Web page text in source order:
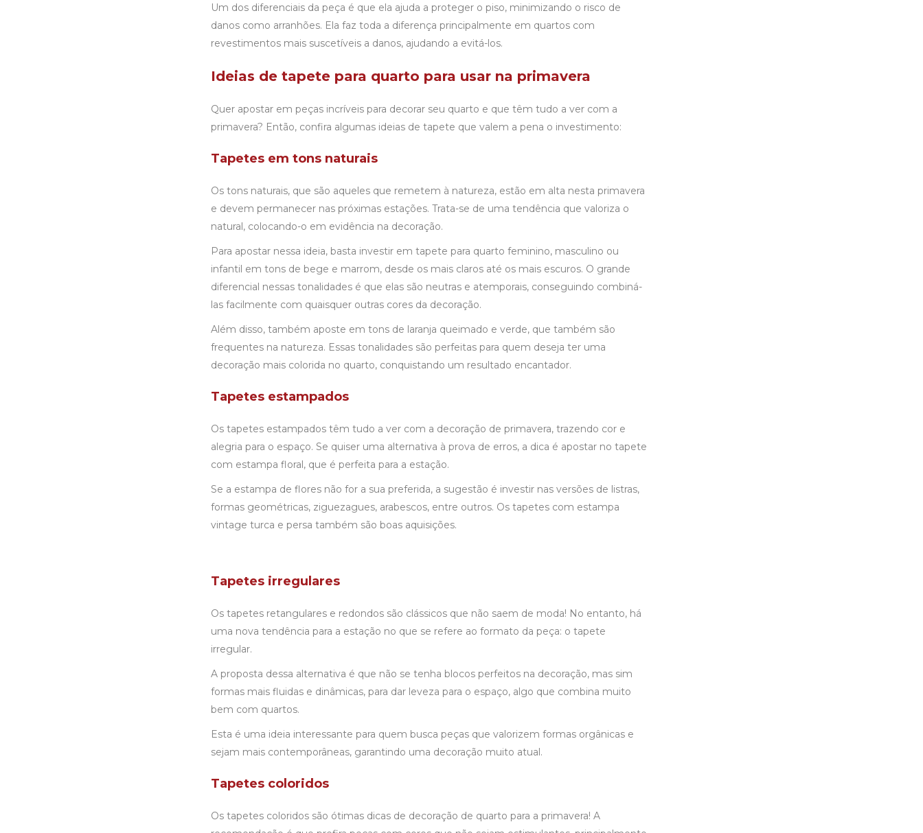
Um dos diferenciais da peça é que ela ajuda a proteger o piso, minimizando o risco de
danos como arranhões. Ela faz toda a diferença principalmente em quartos com
revestimentos mais suscetíveis a danos, ajudando a evitá-los.
Ideias de tapete para quarto para usar na primavera
Quer apostar em peças incríveis para decorar seu quarto e que têm tudo a ver com a
primavera? Então, confira algumas ideias de tapete que valem a pena o investimento:
Tapetes em tons naturais
Os tons naturais, que são aqueles que remetem à natureza, estão em alta nesta primavera
e devem permanecer nas próximas estações. Trata-se de uma tendência que valoriza o
natural, colocando-o em evidência na decoração.
Para apostar nessa ideia, basta investir em tapete para quarto feminino, masculino ou
infantil em tons de bege e marrom, desde os mais claros até os mais escuros. O grande
diferencial nessas tonalidades é que elas são neutras e atemporais, conseguindo combiná-
las facilmente com quaisquer outras cores da decoração.
Além disso, também aposte em tons de laranja queimado e verde, que também são
frequentes na natureza. Essas tonalidades são perfeitas para quem deseja ter uma
decoração mais colorida no quarto, conquistando um resultado encantador.
Tapetes estampados
Os tapetes estampados têm tudo a ver com a decoração de primavera, trazendo cor e
alegria para o espaço. Se quiser uma alternativa à prova de erros, a dica é apostar no tapete
com estampa floral, que é perfeita para a estação.
Se a estampa de flores não for a sua preferida, a sugestão é investir nas versões de listras,
formas geométricas, ziguezagues, arabescos, entre outros. Os tapetes com estampa
vintage turca e persa também são boas aquisições.
Tapetes irregulares
Os tapetes retangulares e redondos são clássicos que não saem de moda! No entanto, há
uma nova tendência para a estação no que se refere ao formato da peça: o tapete
irregular.
A proposta dessa alternativa é que não se tenha blocos perfeitos na decoração, mas sim
formas mais fluidas e dinâmicas, para dar leveza para o espaço, algo que combina muito
bem com quartos.
Esta é uma ideia interessante para quem busca peças que valorizem formas orgânicas e
sejam mais contemporâneas, garantindo uma decoração muito atual.
Tapetes coloridos
Os tapetes coloridos são ótimas dicas de decoração de quarto para a primavera! A